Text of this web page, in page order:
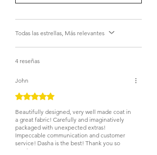
Todas las estrellas, Más relevantes
4 reseñas
John
Obtuvo 5 de 5 estrellas.
Beautifully designed, very well made coat in
a great fabric! Carefully and imaginatively
packaged with unexpected extras!
Impeccable communication and customer
service! Dasha is the best! Thank you so
much!